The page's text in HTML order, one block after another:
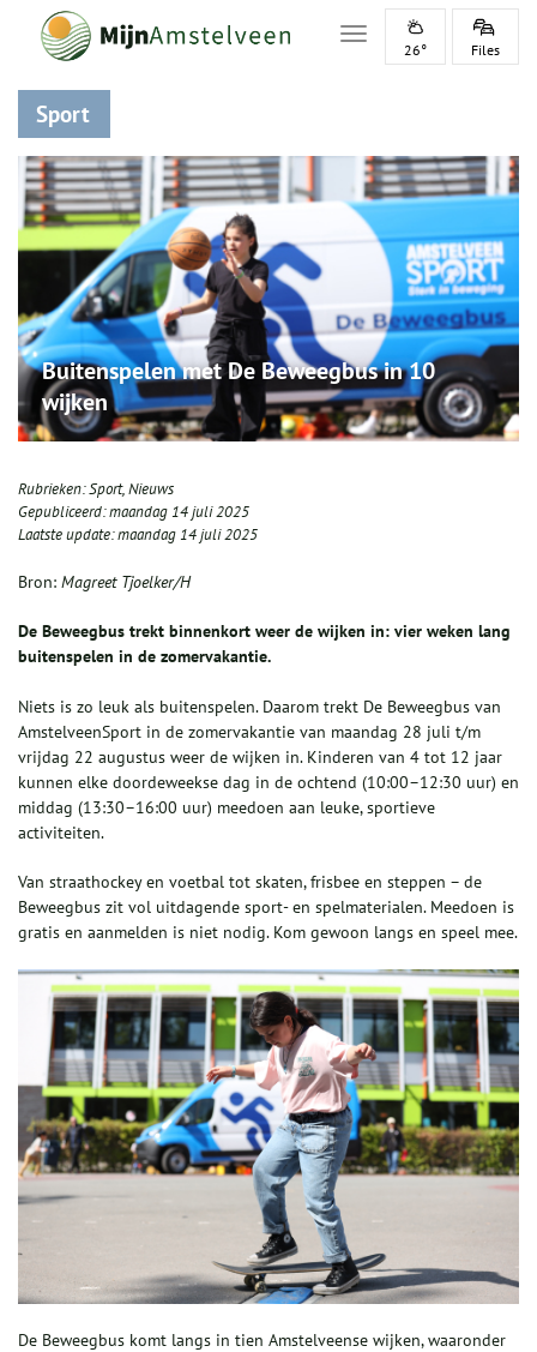
Toggle navigation
26° Files
Sport
Buitenspelen met De Beweegbus in 10
wijken
Rubrieken:Sport,Nieuws
Gepubliceerd:maandag 14 juli 2025
Laatste update:maandag 14 juli 2025
Bron: Magreet Tjoelker/H
De Beweegbus trekt binnenkort weer de wijken in: vier weken lang
buitenspelen in de zomervakantie.
Niets is zo leuk als buitenspelen. Daarom trekt De Beweegbus van
AmstelveenSport in de zomervakantie van maandag 28 juli t/m
vrijdag 22 augustus weer de wijken in. Kinderen van 4 tot 12 jaar
kunnen elke doordeweekse dag in de ochtend (10:00–12:30 uur) en
middag (13:30–16:00 uur) meedoen aan leuke, sportieve
activiteiten.
Van straathockey en voetbal tot skaten, frisbee en steppen – de
Beweegbus zit vol uitdagende sport- en spelmaterialen. Meedoen is
gratis en aanmelden is niet nodig. Kom gewoon langs en speel mee.
De Beweegbus komt langs in tien Amstelveense wijken, waaronder